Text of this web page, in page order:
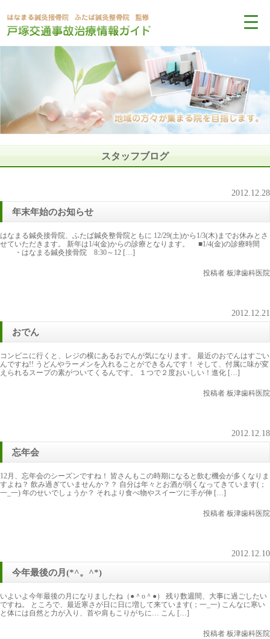
スタッフブログ
2012.12.28
年末年始のお知らせ
はなまる鍼灸接骨院、ふたば鍼灸整骨院ともに 12/29(土)から1/3(木)までお休みとさ
せていただきます。 新年は1/4(金)からの診療となります。 ■1/4(金)の診療時間
・はなまる鍼灸接骨院 8:30～12 […]
投稿者 板津歯科医院
2012.12.21
おでん
コンビニに行くと、レジの横にあるおでんが気になります。 最近のおでんはすごい
んですね!! うどんやラーメンを入れることができるんです！ そして、付属に味が変
えられるスープの素がついてくるんです。 １つで２度おいしい！進化 […]
投稿者 板津歯科医院
2012.12.18
忘年会
12月、忘年会のシーズンですね！ 皆さんもこの時期になると飲む機会が多くなりま
すよね？ 飲み過ぎていませんか？？ 自分は年々とお酒が弱くなってきています(；
一_一) 年のせいでしょうか？ それより食べ物やスイーツに手が伸 […]
投稿者 板津歯科医院
2012.12.10
今年最後の月(*^。^*)
いよいよ今年最後の月になりましたね（●＾o＾●） 残り数週間、大事に過ごしたい
ですね。 ところで、最近寒さが日に日に増して来ています(；一_一) こんなに寒い
と体には自然と力が入り、首や肩もこりがちに… こん […]
投稿者 板津歯科医院